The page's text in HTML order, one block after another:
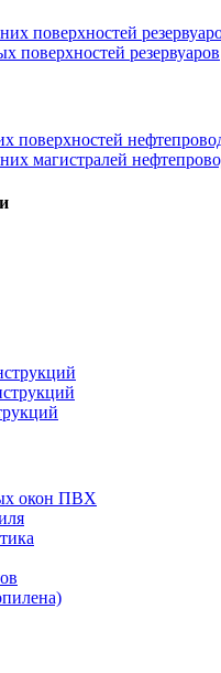
поверхностей
поверхностей резервуаров
поверхностей
магистралей
окон ПВХ